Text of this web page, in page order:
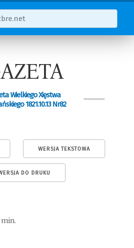
Wielkiego Xięstwa
1821.10.13 Nr82
WERSJA TEKSTOWA
DO DRUKU